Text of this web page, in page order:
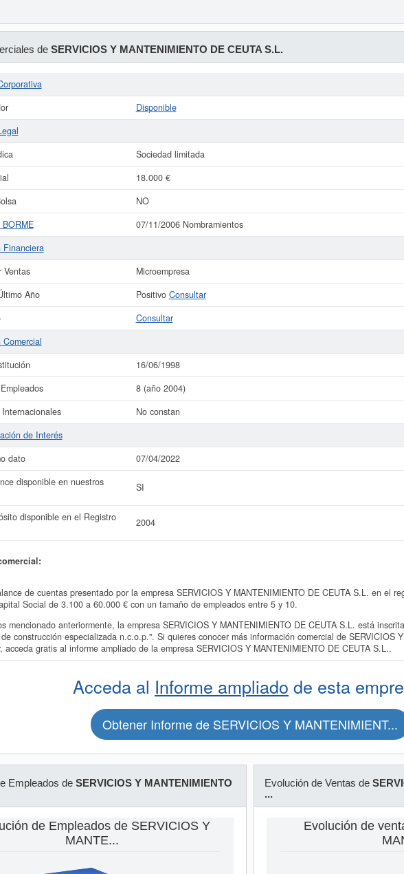
de SERVICIOS Y MANTENIMIENTO DE CEUTA S.L.
Disponible
Sociedad limitada
18.000 €
NO
07/11/2006 Nombramientos
Financiera
Ventas
Microempresa
Año
Positivo Consultar
Consultar
Comercial
16/06/1998
8 (año 2004)
No constan
de Interés
dato
07/04/2022
disponible en nuestros
SI
disponible en el Registro
2004
de cuentas presentado por la empresa SERVICIOS Y MANTENIMIENTO DE CEUTA S.L. en el
Social de 3.100 a 60.000 € con un tamaño de empleados entre 5 y 10.
mencionado anteriormente, la empresa SERVICIOS Y MANTENIMIENTO DE CEUTA S.L. está
construcción especializada n.c.o.p.". Si quieres conocer más información comercial de SERVICIOS
acceda gratis al informe ampliado de la empresa SERVICIOS Y MANTENIMIENTO DE CEUTA S.L..
Acceda al Informe ampliado de esta
Obtener Informe de SERVICIOS Y MANTENIMIENT...
Empleados de SERVICIOS Y MANTENIMIENTO
de Empleados de SERVICIOS Y
MANTE...
Evolución de Ventas de
...
Evolución de